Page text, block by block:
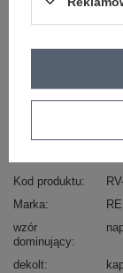
Kod produktu
Marka
wzór
dominujący
dekolt